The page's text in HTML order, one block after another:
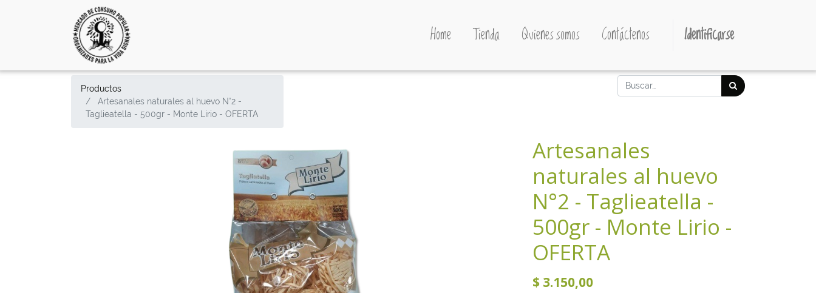
Home Tienda Quienes somos Contáctenos Identificarse
Productos
Artesanales naturales al huevo N°2 -
Taglieatella - 500gr - Monte Lirio - OFERTA
Artesanales
naturales al huevo
N°2 - Taglieatella -
500gr - Monte Lirio -
OFERTA
$ 3.150,00